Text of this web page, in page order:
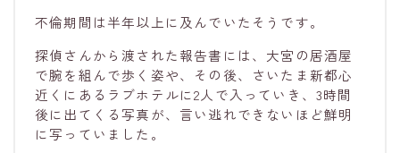
不倫期間は半年以上に及んでいたそうです。
探偵さんから渡された報告書には、大宮の居酒屋
で腕を組んで歩く姿や、その後、さいたま新都心
近くにあるラブホテルに2人で入っていき、3時間
後に出てくる写真が、言い逃れできないほど鮮明
に写っていました。